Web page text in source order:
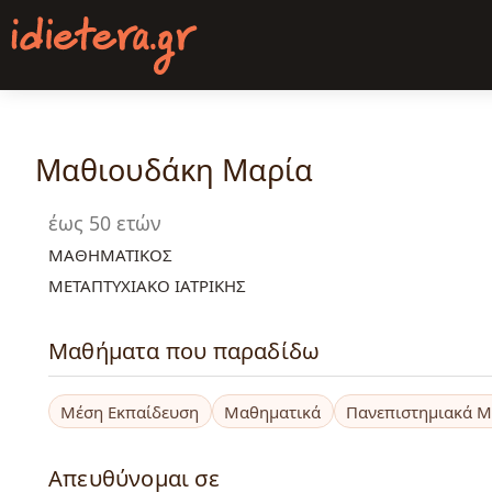
Παράκαμψη
προς
κυρίως
Μαθιουδάκη Μαρία
έως 50 ετών
ΜΑΘΗΜΑΤΙΚΟΣ
ΜΕΤΑΠΤΥΧΙΑΚΟ ΙΑΤΡΙΚΗΣ
Μαθήματα που παραδίδω
Μέση Εκπαίδευση Μαθηματικά Πανεπιστημιακά
Απευθύνομαι σε